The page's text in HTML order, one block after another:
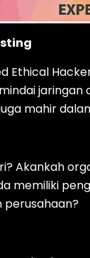
Ethical
jaringan
mahir
Akankah
memiliki
perusahaan?